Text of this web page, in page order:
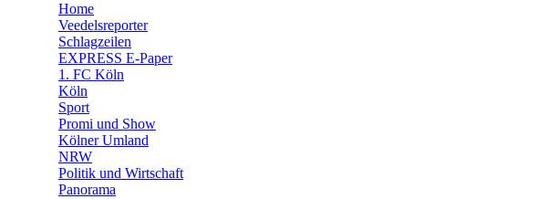
🧩 Spiele
Home
Veedelsreporter
Schlagzeilen
EXPRESS E-Paper
1. FC Köln
Köln
Sport
Promi und Show
Kölner Umland
NRW
Politik und Wirtschaft
Panorama